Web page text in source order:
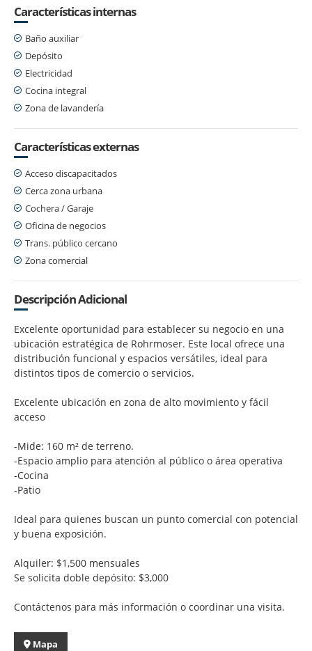
Características internas
Baño auxiliar
Depósito
Electricidad
Cocina integral
Zona de lavandería
Características externas
Acceso discapacitados
Cerca zona urbana
Cochera / Garaje
Oficina de negocios
Trans. público cercano
Zona comercial
Descripción Adicional
Excelente oportunidad para establecer su negocio en una
ubicación estratégica de Rohrmoser. Este local ofrece una
distribución funcional y espacios versátiles, ideal para
distintos tipos de comercio o servicios.
Excelente ubicación en zona de alto movimiento y fácil
acceso
-Mide: 160 m² de terreno.
-Espacio amplio para atención al público o área operativa
-Cocina
-Patio
Ideal para quienes buscan un punto comercial con potencial
y buena exposición.
Alquiler: $1,500 mensuales
Se solicita doble depósito: $3,000
Contáctenos para más información o coordinar una visita.
Mapa